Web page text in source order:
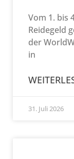
Vom 1. bis
Reidegeld
der
in
31. Juli 2026